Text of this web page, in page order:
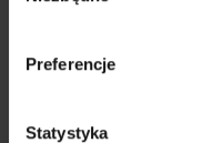
Preferencje
Statystyka
Wszystkie produkty